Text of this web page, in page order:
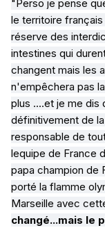
"Perso je pense
le territoire
réserve des
intestines qui
changent mais les
n'empêchera pas
plus ....et je me dis
définitivement de
responsable de
lequipe de France
papa champion de
porté la flamme
Marseille avec
changé...mais le